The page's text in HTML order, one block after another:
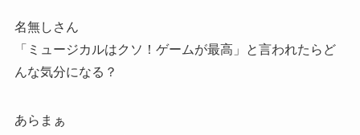
名無しさん
「ミュージカルはクソ！ゲームが最高」と言われたらど
んな気分になる？
あらまぁ